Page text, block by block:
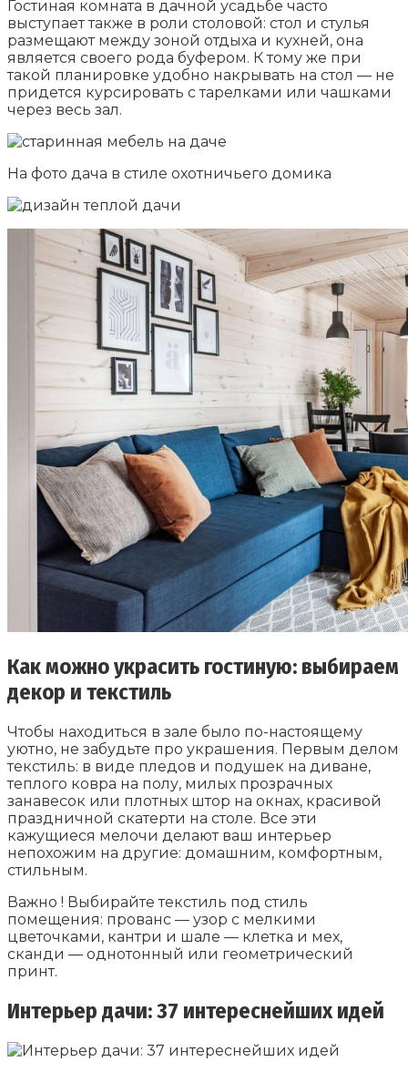
Гостиная комната в дачной усадьбе часто
выступает также в роли столовой: стол и стулья
размещают между зоной отдыха и кухней, она
является своего рода буфером. К тому же при
такой планировке удобно накрывать на стол — не
придется курсировать с тарелками или чашками
через весь зал.
На фото дача в стиле охотничьего домика
Как можно украсить гостиную: выбираем
декор и текстиль
Чтобы находиться в зале было по-настоящему
уютно, не забудьте про украшения. Первым делом
текстиль: в виде пледов и подушек на диване,
теплого ковра на полу, милых прозрачных
занавесок или плотных штор на окнах, красивой
праздничной скатерти на столе. Все эти
кажущиеся мелочи делают ваш интерьер
непохожим на другие: домашним, комфортным,
стильным.
Важно ! Выбирайте текстиль под стиль
помещения: прованс — узор с мелкими
цветочками, кантри и шале — клетка и мех,
сканди — однотонный или геометрический
принт.
Интерьер дачи: 37 интереснейших идей